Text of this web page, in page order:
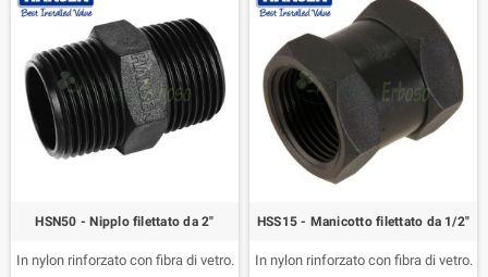
HSN50 - Nipplo filettato da 2"
In nylon rinforzato con fibra di vetro.
HSS15 - Manicotto filettato da 1/2"
In nylon rinforzato con fibra di vetro.